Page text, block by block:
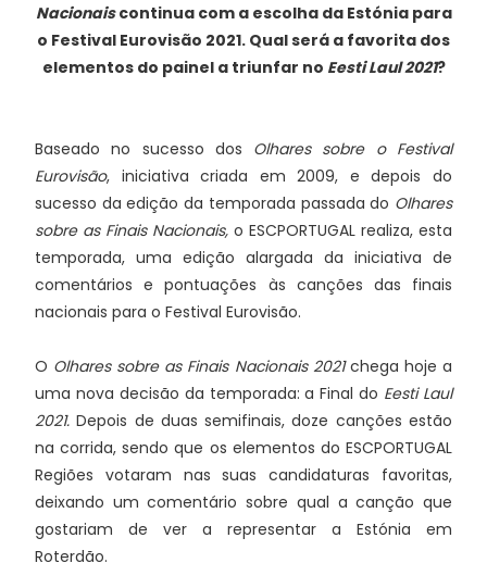
Nacionaiscontinua com a escolha da Estónia para
o Festival Eurovisão 2021. Qual será a favorita dos
elementos do painel a triunfar no Eesti Laul 2021?
Baseado no sucesso dos Olhares sobre o Festival
Eurovisão, iniciativa criada em 2009, e depois do
sucesso da edição da temporada passada do Olhares
sobre as Finais Nacionais, o ESCPORTUGAL realiza, esta
temporada, uma edição alargada da iniciativa de
comentários e pontuações às canções das finais
nacionais para o Festival Eurovisão.
O Olhares sobre as Finais Nacionais 2021chega hoje a
uma nova decisão da temporada: a Final do Eesti Laul
2021.Depois de duas semifinais, doze canções estão
na corrida, sendo que os elementos do ESCPORTUGAL
Regiões votaram nas suas candidaturas favoritas,
deixando um comentário sobre qual a canção que
gostariam de ver a representar a Estónia em
Roterdão.